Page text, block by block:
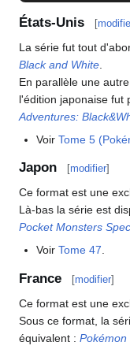
États-Unis [
La série fut tout
Black and White
En parallèle une
l'édition japonaise fut
Adventures:
VoirTome 5
Japon [modifier]
Ce format est une
Là-bas la série est
Pocket Monsters
VoirTome 47.
France [modifier]
Ce format est une
Sous ce format, la
équivalent : Pokémon